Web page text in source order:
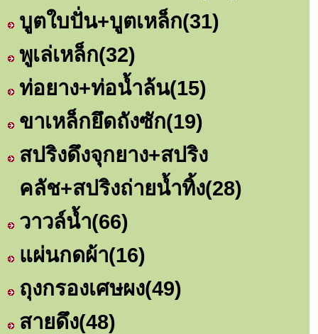
บูตใบปั่น+บูตเหล็ก(31)
พูเล่เหล็ก(32)
ท่อยาง+ท่อน้ำล้น(15)
ขาเหล็กยึดถังซัก(19)
สปริงดึงจุกยาง+สปริง
คลัช+สปริงถ่ายน้ำทิ้ง(28)
วาวล์น้ำ(66)
แผ่นกดผ้า(16)
ถุงกรองเศษผง(49)
สายดึง(48)